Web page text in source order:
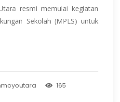
resmi memulai kegiatan
Sekolah (MPLS) untuk
165